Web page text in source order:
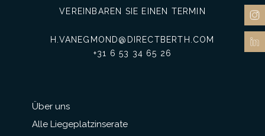
Über uns
Alle Liegeplatzinserate
VEREINBAREN SIE EINEN TERMIN
H.VANEGMOND@DIRECTBERTH.COM
+31 6 53 34 65 26